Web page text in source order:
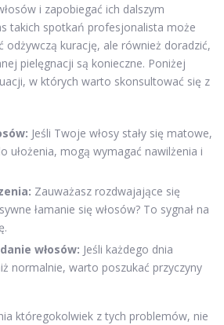
i zapobiegać ich dalszym
takich spotkań profesjonalista może
odżywczą kurację, ale również doradzić,
pielęgnacji są konieczne. Poniżej
w których warto skonsultować się z
Jeśli Twoje włosy stały się matowe,
ułożenia, mogą wymagać nawilżenia i
Zauważasz rozdwajające się
łamanie się włosów? To sygnał na
włosów: Jeśli każdego dnia
normalnie, warto poszukać przyczyny
któregokolwiek z tych problemów, nie